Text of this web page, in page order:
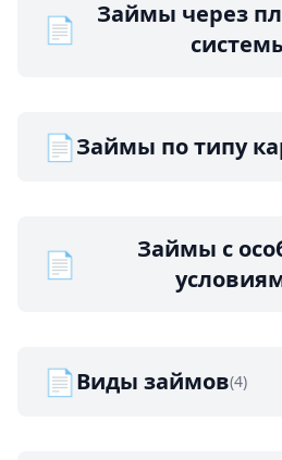
📄
Займы через
📄Займы по типу
📄
Займы с
📄Виды займов(4)